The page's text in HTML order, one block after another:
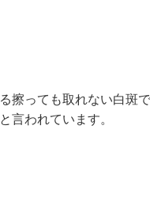
擦っても取れない白斑
言われています。